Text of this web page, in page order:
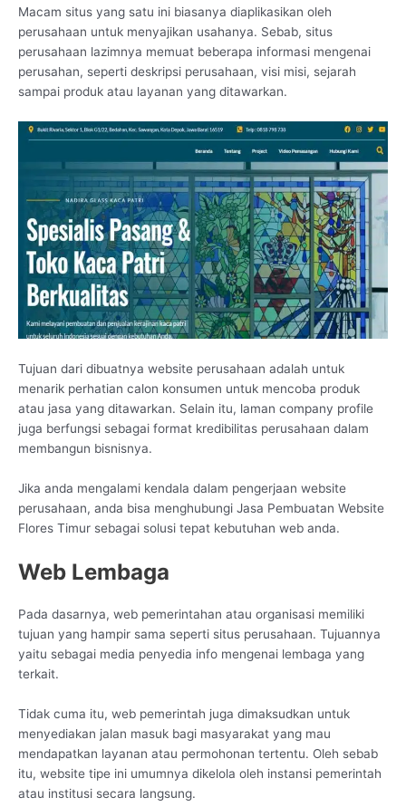
Macam situs yang satu ini biasanya diaplikasikan oleh
perusahaan untuk menyajikan usahanya. Sebab, situs
perusahaan lazimnya memuat beberapa informasi mengenai
perusahan, seperti deskripsi perusahaan, visi misi, sejarah
sampai produk atau layanan yang ditawarkan.
Tujuan dari dibuatnya website perusahaan adalah untuk
menarik perhatian calon konsumen untuk mencoba produk
atau jasa yang ditawarkan. Selain itu, laman company profile
juga berfungsi sebagai format kredibilitas perusahaan dalam
membangun bisnisnya.
Jika anda mengalami kendala dalam pengerjaan website
perusahaan, anda bisa menghubungi Jasa Pembuatan Website
Flores Timur sebagai solusi tepat kebutuhan web anda.
Web Lembaga
Pada dasarnya, web pemerintahan atau organisasi memiliki
tujuan yang hampir sama seperti situs perusahaan. Tujuannya
yaitu sebagai media penyedia info mengenai lembaga yang
terkait.
Tidak cuma itu, web pemerintah juga dimaksudkan untuk
menyediakan jalan masuk bagi masyarakat yang mau
mendapatkan layanan atau permohonan tertentu. Oleh sebab
itu, website tipe ini umumnya dikelola oleh instansi pemerintah
atau institusi secara langsung.